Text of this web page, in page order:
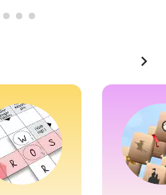
chevron_right